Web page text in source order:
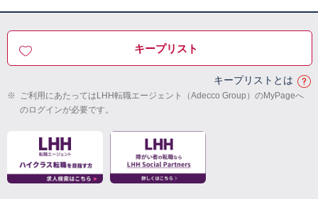
キープリスト
キープリストとは
※ ご利用にあたってはLHH転職エージェント（Adecco Group）のMyPageへ
のログインが必要です。